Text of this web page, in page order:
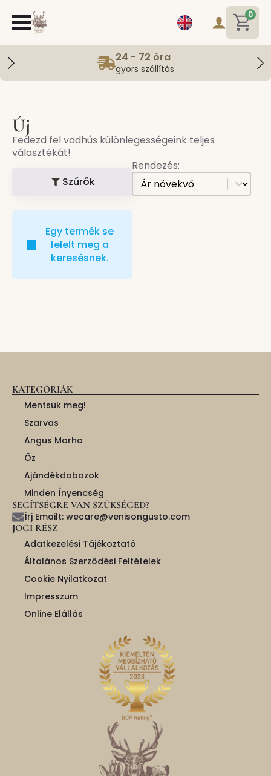
0
24 - 72 óra
gyors szállítás
Új
Fedezd fel vadhús különlegességeink teljes
választékát!
Szűrők
Rendezés:
[all] Sorting
Sort content
Egy termék se
felelt meg a
keresésnek.
KATEGÓRIÁK
Mentsük meg!
Szarvas
Angus Marha
Őz
Ajándékdobozok
Minden Ínyencség
SEGÍTSÉGRE VAN SZÜKSÉGED?
Írj Emailt: wecare@venisongusto.com
JOGI RÉSZ
Adatkezelési Tájékoztató
Általános Szerződési Feltételek
Cookie Nyilatkozat
Impresszum
Online Elállás